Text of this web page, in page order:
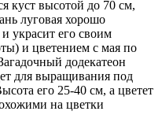
куст высотой до 70 см,
луговая хорошо
украсит его своим
и цветением с мая по
додекатеон
для выращивания под
его 25-40 см, а цветет
на цветки